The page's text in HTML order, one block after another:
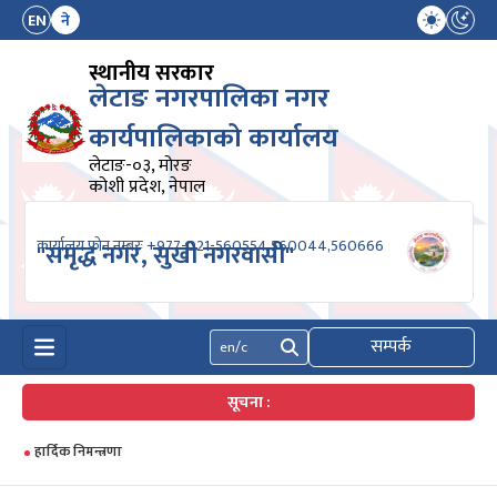
EN ने
स्थानीय सरकार
लेटाङ नगरपालिका नगर
कार्यपालिकाको कार्यालय
लेटाङ-०३, मोरङ
कोशी प्रदेश, नेपाल
कार्यालय फोन नम्बरः +977-021-560554,560044,560666
"समृद्ध नगर, सुखी नगरवासी"
खोज्नुहोस् सम्पर्क
सूचना :
हार्दिक निमन्त्रणा